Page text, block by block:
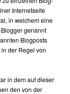
Internetseite
in welchem eine
genannt
Blogposts
der Regel von
in dem auf dieser
den von der